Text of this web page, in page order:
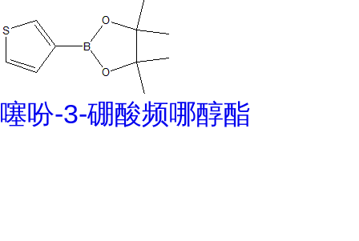
噻吩-3-硼酸频哪醇酯